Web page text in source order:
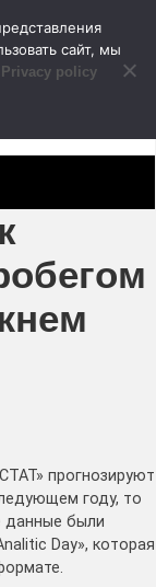
зарубежного
прогнозируют
году, то
данные были
Day», которая
сайт, мы
Privacy policy